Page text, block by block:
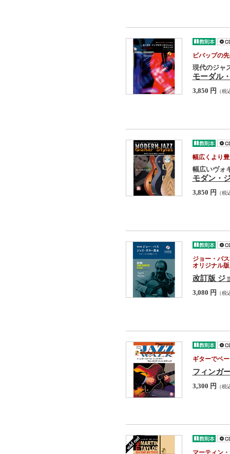
ビバップの
現代のジャ
モーダル
3,850 円 （税
幅広くより
幅広いヴォ
モダン・
3,850 円 （税
ジョー・パ
オリジナル
改訂版 ジ
3,080 円 （税
ギターでベ
フィンガ
3,300 円 （税
マーティン